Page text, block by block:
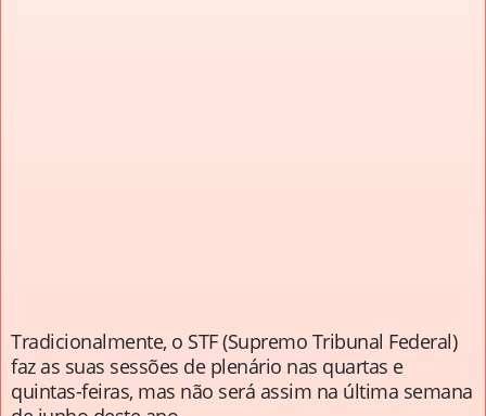
Tradicionalmente, o STF (Supremo Tribunal Federal)
faz as suas sessões de plenário nas quartas e
quintas-feiras, mas não será assim na última semana